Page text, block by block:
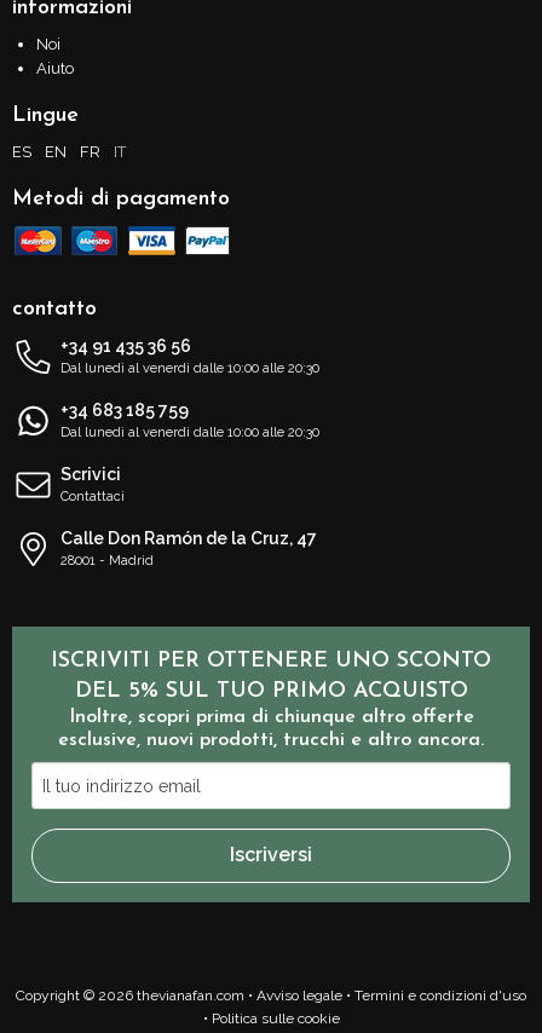
informazioni
Noi
Aiuto
Lingue
ES EN FR IT
Metodi di pagamento
contatto
+34 91 435 36 56
Dal lunedì al venerdì dalle 10:00 alle 20:30
+34 683 185 759
Dal lunedì al venerdì dalle 10:00 alle 20:30
Scrivici
Contattaci
Calle Don Ramón de la Cruz, 47
28001 - Madrid
ISCRIVITI PER OTTENERE UNO SCONTO
DEL 5% SUL TUO PRIMO ACQUISTO
Inoltre, scopri prima di chiunque altro offerte
esclusive, nuovi prodotti, trucchi e altro ancora.
tuo
indirizzo
email
Iscriversi
Copyright © 2026 thevianafan.com • Avviso legale • Termini e condizioni d'uso
• Politica sulle cookie